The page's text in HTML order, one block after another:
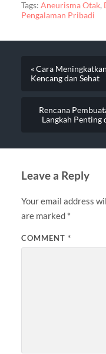
Tags: Aneurisma Otak,
Pengalaman Pribadi
« Cara
Kencang dan Sehat
Rencana
Langkah Penting
Leave a Reply
Your email address
are marked *
COMMENT *